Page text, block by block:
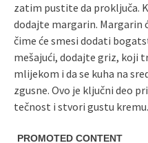
zatim pustite da proključa.
dodajte margarin. Margarin
čime će smesi dodati
mešajući, dodajte griz, koji
mlijekom i da se kuha na
zgusne. Ovo je ključni deo
tečnost i stvori gustu kremu.